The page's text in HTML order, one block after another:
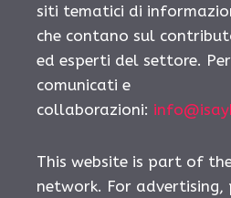
siti tematici di
che contano sul
ed esperti del settore.
comunicati e
collaborazioni:
This website is part of
network. For advertising,